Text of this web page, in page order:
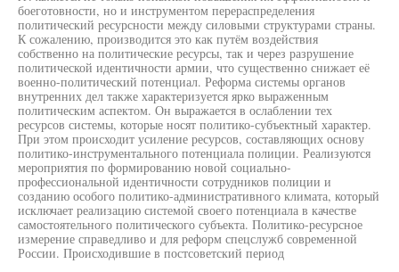
боеготовности, но и инструментом перераспределения
политический ресурсности между силовыми структурами страны.
К сожалению, производится это как путём воздействия
собственно на политические ресурсы, так и через разрушение
политической идентичности армии, что существенно снижает её
военно-политический потенциал. Реформа системы органов
внутренних дел также характеризуется ярко выраженным
политическим аспектом. Он выражается в ослаблении тех
ресурсов системы, которые носят политико-субъектный характер.
При этом происходит усиление ресурсов, составляющих основу
политико-инструментального потенциала полиции. Реализуются
мероприятия по формированию новой социально-
профессиональной идентичности сотрудников полиции и
созданию особого политико-административного климата, который
исключает реализацию системой своего потенциала в качестве
самостоятельного политического субъекта. Политико-ресурсное
измерение справедливо и для реформ спецслужб современной
России. Происходившие в постсоветский период